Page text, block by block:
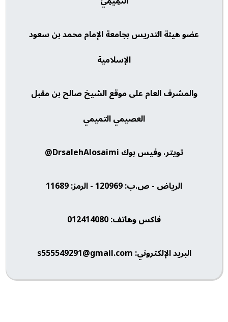
عضو هيئة التدريس بجامعة الإمام محمد بن سعود
الإسلامية
والمشرف العام على موقع الشيخ صالح بن مقبل
العصيمي التميمي
تويتر، وفيس بوك DrsalehAlosaimi@
الرياض - ص.ب: 120969 - الرمز: 11689
فاكس وهاتف: 012414080
البريد الإلكتروني: s555549291@gmail.com